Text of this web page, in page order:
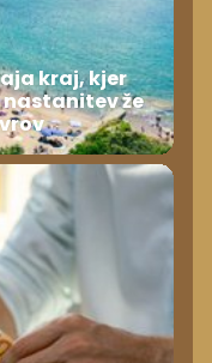
kraj, kjer
že